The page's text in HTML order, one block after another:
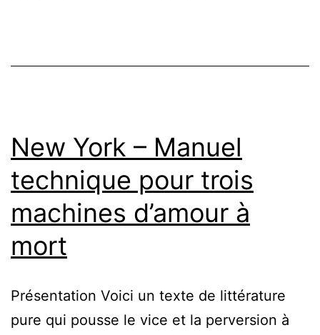
New York – Manuel
technique pour trois
machines d’amour à
mort
Présentation Voici un texte de littérature
pure qui pousse le vice et la perversion à